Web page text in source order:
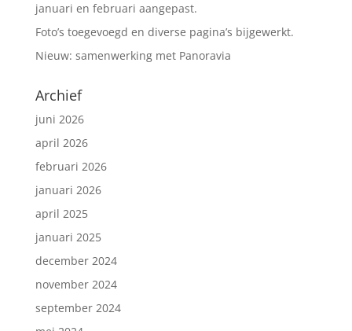
januari en februari aangepast.
Foto’s toegevoegd en diverse pagina’s bijgewerkt.
Nieuw: samenwerking met Panoravia
Archief
juni 2026
april 2026
februari 2026
januari 2026
april 2025
januari 2025
december 2024
november 2024
september 2024